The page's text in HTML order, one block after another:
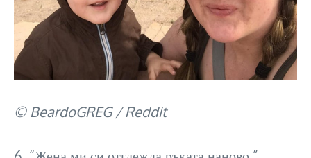
© BeardoGREG / Reddit